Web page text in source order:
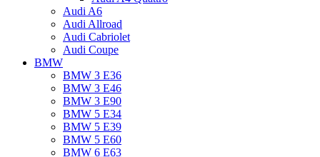
Audi A6
Audi Allroad
Audi Cabriolet
Audi Coupe
BMW
BMW 3 E36
BMW 3 E46
BMW 3 E90
BMW 5 E34
BMW 5 E39
BMW 5 E60
BMW 6 Е63